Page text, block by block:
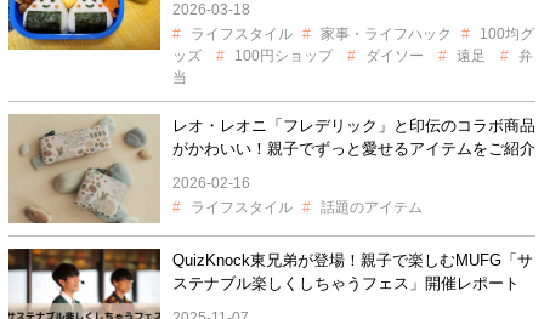
2026-03-18
ライフスタイル
家事・ライフハック
100均グ
ッズ
100円ショップ ダイソー 遠足
弁
当
レオ・レオニ「フレデリック」と印伝のコラボ商品
がかわいい！親子でずっと愛せるアイテムをご紹介
2026-02-16
ライフスタイル
話題のアイテム
QuizKnock東兄弟が登場！親子で楽しむMUFG「サ
ステナブル楽しくしちゃうフェス」開催レポート